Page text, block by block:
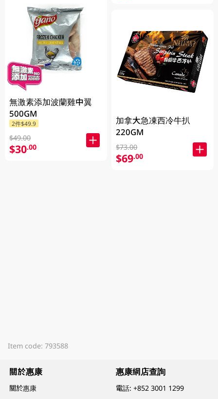
無激素添加波蘭雞中翼
500GM
2件$49.9
$49.00
$30.00
加拿大急凍西冷牛扒
220GM
$73.00
$69.00
Item code: 793588
關於惠康
關於惠康
惠康網店查詢
電話:+852 3001 1299